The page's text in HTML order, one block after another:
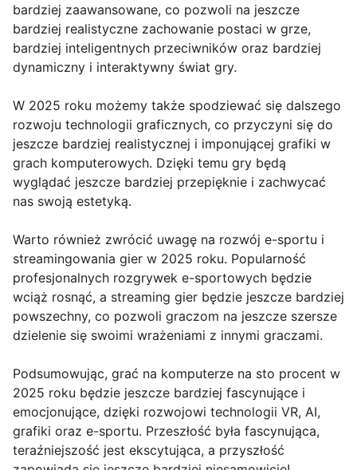
bardziej zaawansowane, co pozwoli na jeszcze
bardziej realistyczne zachowanie postaci w grze,
bardziej inteligentnych przeciwników oraz bardziej
dynamiczny i interaktywny świat gry.
W 2025 roku możemy także spodziewać się dalszego
rozwoju technologii graficznych, co przyczyni się do
jeszcze bardziej realistycznej i imponującej grafiki w
grach komputerowych. Dzięki temu gry będą
wyglądać jeszcze bardziej przepięknie i zachwycać
nas swoją estetyką.
Warto również zwrócić uwagę na rozwój e-sportu i
streamingowania gier w 2025 roku. Popularność
profesjonalnych rozgrywek e-sportowych będzie
wciąż rosnąć, a streaming gier będzie jeszcze bardziej
powszechny, co pozwoli graczom na jeszcze szersze
dzielenie się swoimi wrażeniami z innymi graczami.
Podsumowując, grać na komputerze na sto procent w
2025 roku będzie jeszcze bardziej fascynujące i
emocjonujące, dzięki rozwojowi technologii VR, AI,
grafiki oraz e-sportu. Przeszłość była fascynująca,
teraźniejszość jest ekscytująca, a przyszłość